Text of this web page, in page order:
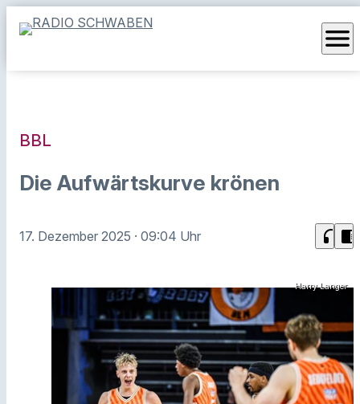
menu
BBL
Die Aufwärtskurve krönen
17. Dezember 2025 · 09:04 Uhr headphones chrome_reader_mode
Harry Langer